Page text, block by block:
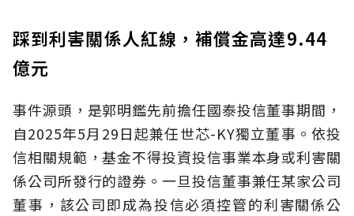
踩到利害關係人紅線，補償金高達9.44
億元
事件源頭，是郭明鑑先前擔任國泰投信董事期間，
自2025年5月29日起兼任世芯-KY獨立董事。依投
信相關規範，基金不得投資投信事業本身或利害關
係公司所發行的證券。一旦投信董事兼任某家公司
董事，該公司即成為投信必須控管的利害關係公